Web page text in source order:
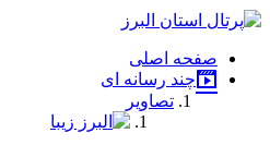
فصد
شرق
تهران
خشکشویی
صفحه اصلی
چند رسانه ای
تصاویر